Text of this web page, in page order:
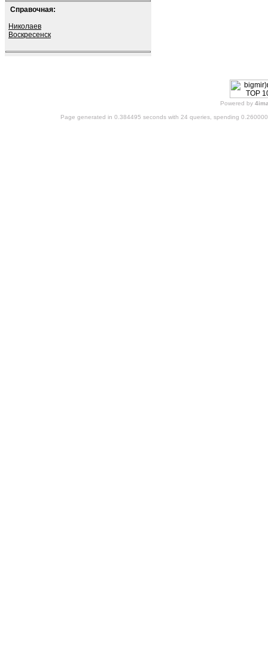
Справочная:
Николаев
Воскресенск
Powered by
Page generated in 0.384495 seconds with 24 queries, spending